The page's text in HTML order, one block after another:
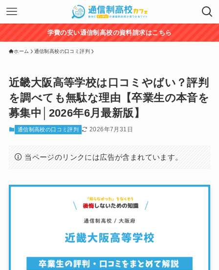
学費の安い通信制高校の資料請求はこちら
ホーム 通信制高校の口コミ評判
近畿大阪高等学校は口コミやばい？評判
を調べても無駄な理由【卒業生の本音を
募集中│2026年6月最新版】
通信制高校の口コミ評判 2026年7月31日
当ページのリンクには広告が含まれています。